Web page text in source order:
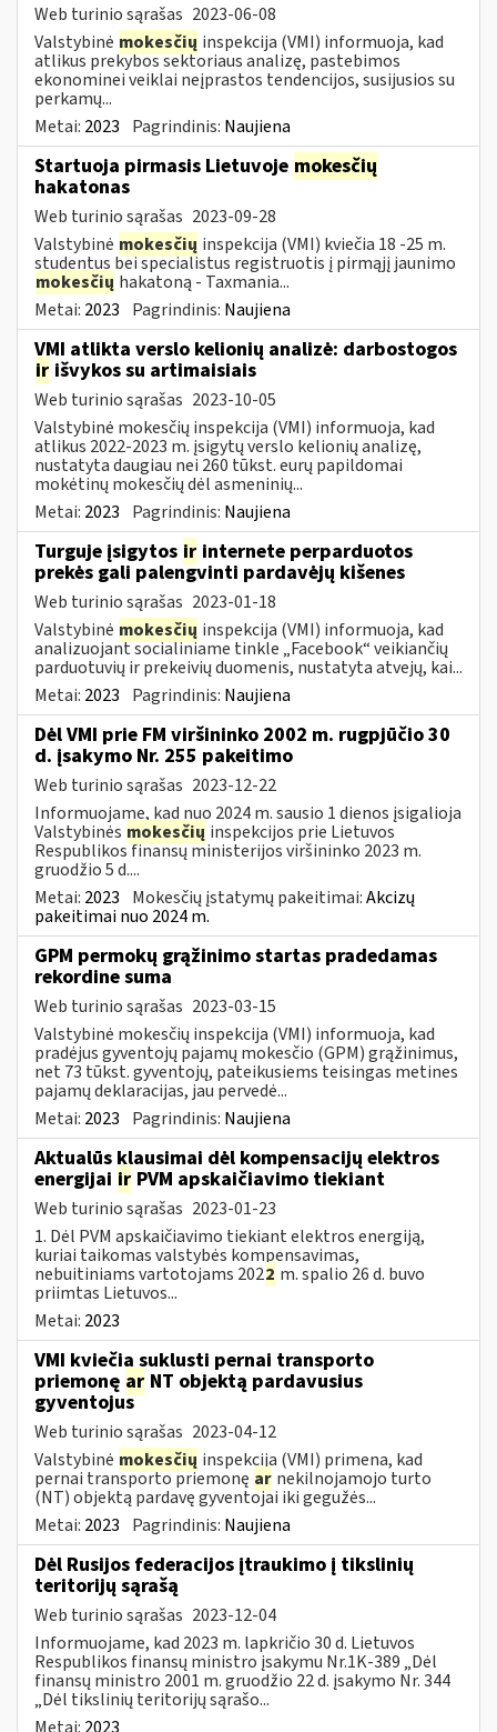
Web turinio sąrašas 2023-06-08
Valstybinė mokesčių inspekcija (VMI) informuoja, kad
atlikus prekybos sektoriaus analizę, pastebimos
ekonominei veiklai neįprastos tendencijos, susijusios su
perkamų...
Metai: 2023 Pagrindinis: Naujiena
Startuoja pirmasis Lietuvoje mokesčių
hakatonas
Web turinio sąrašas 2023-09-28
Valstybinė mokesčių inspekcija (VMI) kviečia 18 -25 m.
studentus bei specialistus registruotis į pirmąjį jaunimo
mokesčių hakatoną - Taxmania...
Metai: 2023 Pagrindinis: Naujiena
VMI atlikta verslo kelionių analizė: darbostogos
ir išvykos su artimaisiais
Web turinio sąrašas 2023-10-05
Valstybinė mokesčių inspekcija (VMI) informuoja, kad
atlikus 2022-2023 m. įsigytų verslo kelionių analizę,
nustatyta daugiau nei 260 tūkst. eurų papildomai
mokėtinų mokesčių dėl asmeninių...
Metai: 2023 Pagrindinis: Naujiena
Turguje įsigytos ir internete perparduotos
prekės gali palengvinti pardavėjų kišenes
Web turinio sąrašas 2023-01-18
Valstybinė mokesčių inspekcija (VMI) informuoja, kad
analizuojant socialiniame tinkle „Facebook“ veikiančių
parduotuvių ir prekeivių duomenis, nustatyta atvejų, kai...
Metai: 2023 Pagrindinis: Naujiena
Dėl VMI prie FM viršininko 2002 m. rugpjūčio 30
d. įsakymo Nr. 255 pakeitimo
Web turinio sąrašas 2023-12-22
Informuojame, kad nuo 2024 m. sausio 1 dienos įsigalioja
Valstybinės mokesčių inspekcijos prie Lietuvos
Respublikos finansų ministerijos viršininko 2023 m.
gruodžio 5 d....
Metai: 2023 Mokesčių įstatymų pakeitimai:Akcizų
pakeitimai nuo 2024 m.
GPM permokų grąžinimo startas pradedamas
rekordine suma
Web turinio sąrašas 2023-03-15
Valstybinė mokesčių inspekcija (VMI) informuoja, kad
pradėjus gyventojų pajamų mokesčio (GPM) grąžinimus,
net 73 tūkst. gyventojų, pateikusiems teisingas metines
pajamų deklaracijas, jau pervedė...
Metai: 2023 Pagrindinis: Naujiena
Aktualūs klausimai dėl kompensacijų elektros
energijai ir PVM apskaičiavimo tiekiant
Web turinio sąrašas 2023-01-23
1. Dėl PVM apskaičiavimo tiekiant elektros energiją,
kuriai taikomas valstybės kompensavimas,
nebuitiniams vartotojams 2022 m. spalio 26 d. buvo
priimtas Lietuvos...
Metai: 2023
VMI kviečia suklusti pernai transporto
priemonę ar NT objektą pardavusius
gyventojus
Web turinio sąrašas 2023-04-12
Valstybinė mokesčių inspekcija (VMI) primena, kad
pernai transporto priemonę ar nekilnojamojo turto
(NT) objektą pardavę gyventojai iki gegužės...
Metai: 2023 Pagrindinis: Naujiena
Dėl Rusijos federacijos įtraukimo į tikslinių
teritorijų sąrašą
Web turinio sąrašas 2023-12-04
Informuojame, kad 2023 m. lapkričio 30 d. Lietuvos
Respublikos finansų ministro įsakymu Nr.1K-389 „Dėl
finansų ministro 2001 m. gruodžio 22 d. įsakymo Nr. 344
„Dėl tikslinių teritorijų sąrašo...
Metai: 2023